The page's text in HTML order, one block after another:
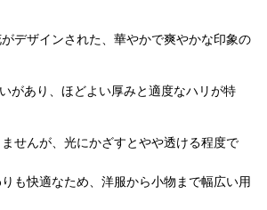
デザインされた、華やかで爽やかな印象の
があり、ほどよい厚みと適度なハリが特
せんが、光にかざすとやや透ける程度で
も快適なため、洋服から小物まで幅広い用